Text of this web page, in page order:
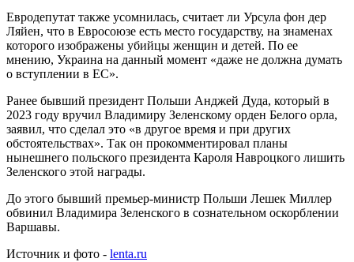
Евродепутат также усомнилась, считает ли Урсула фон дер
Ляйен, что в Евросоюзе есть место государству, на знаменах
которого изображены убийцы женщин и детей. По ее
мнению, Украина на данный момент «даже не должна думать
о вступлении в ЕС».
Ранее бывший президент Польши Анджей Дуда, который в
2023 году вручил Владимиру Зеленскому орден Белого орла,
заявил, что сделал это «в другое время и при других
обстоятельствах». Так он прокомментировал планы
нынешнего польского президента Кароля Навроцкого лишить
Зеленского этой награды.
До этого бывший премьер-министр Польши Лешек Миллер
обвинил Владимира Зеленского в сознательном оскорблении
Варшавы.
Источник и фото - lenta.ru